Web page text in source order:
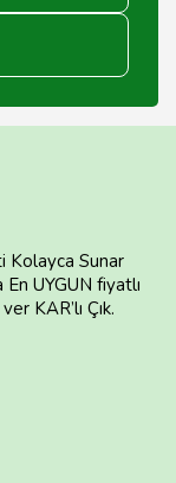
Kolayca Sunar
UYGUN fiyatlı
KAR’lı Çık.